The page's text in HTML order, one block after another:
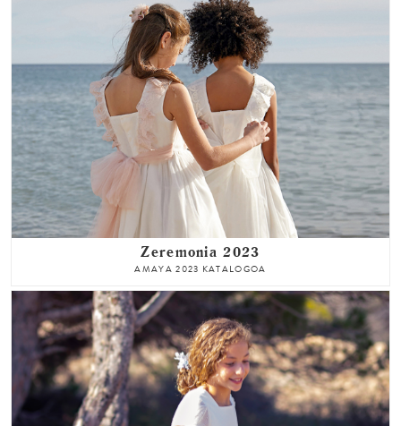
Zeremonia 2023
AMAYA 2023 KATALOGOA